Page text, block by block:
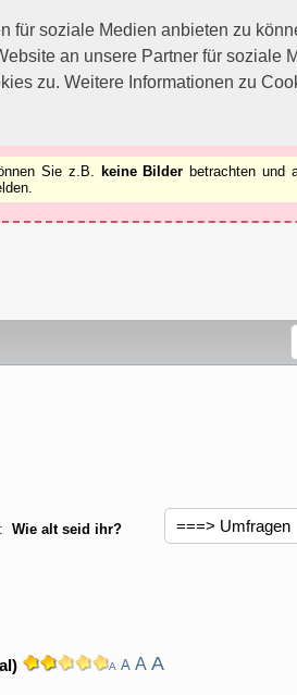
soziale Medien anbieten zu
an unsere Partner für soziale
zu. Weitere Informationen zu
Sie z.B. keine Bilder betrachten und
Wie alt seid ihr?
A A A A